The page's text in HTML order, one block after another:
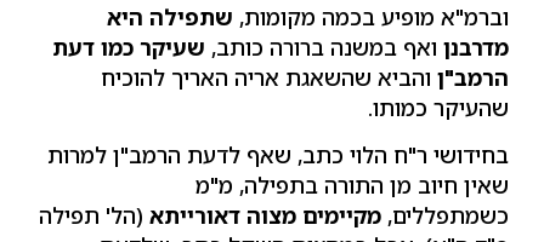
וברמ"א מופיע בכמה מקומות, שתפילה היא
מדרבנן ואף במשנה ברורה כותב, שעיקר כמו דעת
הרמב"ן והביא שהשאגת אריה האריך להוכיח
שהעיקר כמותו.
בחידושי ר"ח הלוי כתב, שאף לדעת הרמב"ן למרות
שאין חיוב מן התורה בתפילה, מ"מ
כשמתפללים, מקיימים מצוה דאורייתא (הל' תפילה